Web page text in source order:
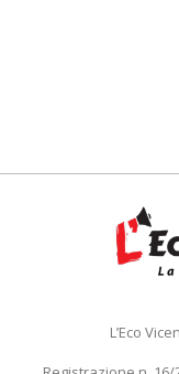
L’Eco